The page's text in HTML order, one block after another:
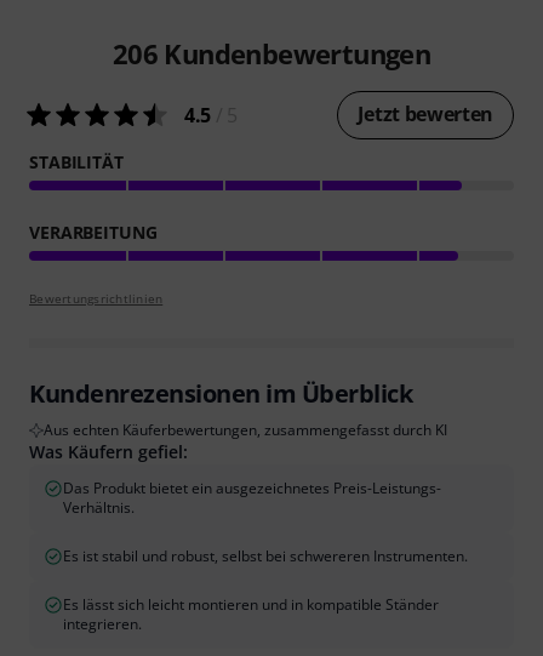
206 Kundenbewertungen
4.5 Jetzt bewerten
STABILITÄT
VERARBEITUNG
Bewertungsrichtlinien
Kundenrezensionen im Überblick
Aus echten Käuferbewertungen, zusammengefasst durch KI
Was Käufern gefiel:
Das Produkt bietet ein ausgezeichnetes Preis-Leistungs-
Verhältnis.
Es ist stabil und robust, selbst bei schwereren Instrumenten.
Es lässt sich leicht montieren und in kompatible Ständer
integrieren.